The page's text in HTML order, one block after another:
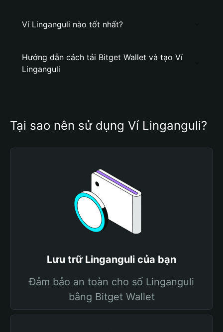
Ví Linganguli nào tốt nhất?
Hướng dẫn cách tải Bitget Wallet và tạo Ví
Linganguli
Tại sao nên sử dụng Ví Linganguli?
Lưu trữ Linganguli của bạn
Đảm bảo an toàn cho số Linganguli
bằng Bitget Wallet